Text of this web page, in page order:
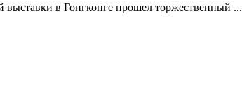
в Гонгконге прошел торжественный ...